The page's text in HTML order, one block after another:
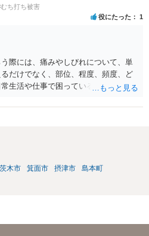
性健忘の影響で報告できなかった事
。このような点を意識された上で，
るように説明することが，相談者の
に思います。 警察からすると，事故
故として取り扱われているかいない
から事故が発生していないことで済
しなかったのではないかと疑ってい
告の方が，事故後に現場に戻る話
ち打ち被害
役にたった 1
際には、痛みやしびれについて、単
だけでなく、部位、程度、頻度、ど
生活や仕事で困っていることを具体
物を持つと痛い、夜間痛がある、な
状固定日は機械的に６か月で決まる
の判断によります。初診日が２月２
相談した方がよいでしょう。 症状固
自体は可能です。ただし、症状固定
ら支払われない扱いになるので、健
茨木市 箕面市 摂津市
島本町